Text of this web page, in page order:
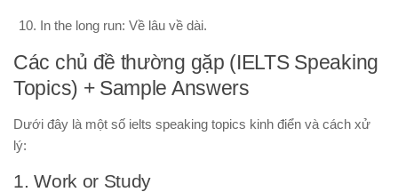
In the long run: Về lâu về dài.
Các chủ đề thường gặp (IELTS Speaking
Topics) + Sample Answers
Dưới đây là một số ielts speaking topics kinh điển và cách xử
lý:
1. Work or Study